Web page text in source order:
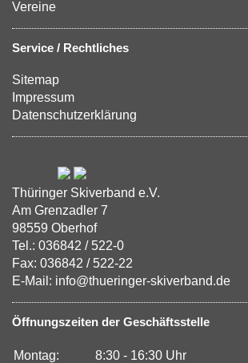
Vereine
Service / Rechtliches
Sitemap
Impressum
Datenschutzerklärung
Thüringer Skiverband e.V.
Am Grenzadler 7
98559 Oberhof
Tel.: 036842 / 522-0
Fax: 036842 / 522-22
E-Mail: info@thueringer-skiverband.de
Öffnungszeiten der Geschäftsstelle
Montag:
8:30 - 16:30 Uhr